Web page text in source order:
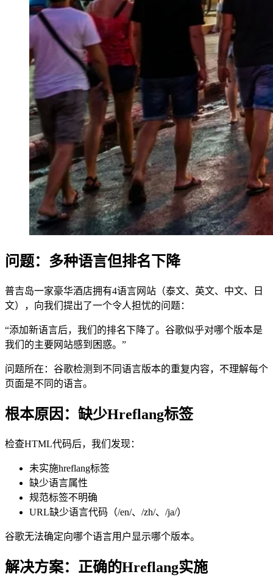
问题：多种语言但排名下降
普吉岛一家豪华酒店拥有4语言网站（泰文、英文、中文、日
文），向我们提出了一个令人担忧的问题：
“添加新语言后，我们的排名下降了。谷歌似乎对哪个版本是
我们的主要网站感到困惑。”
问题所在：谷歌检测到不同语言版本的重复内容，不理解每个
页面是不同的语言。
根本原因：缺少Hreflang标签
检查HTML代码后，我们发现：
未实施hreflang标签
缺少语言属性
规范标签不明确
URL缺少语言代码（/en/、/zh/、/ja/）
谷歌无法确定向哪个语言用户显示哪个版本。
解决方案：正确的Hreflang实施